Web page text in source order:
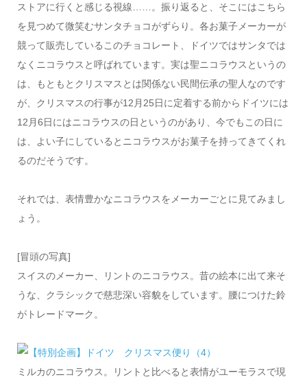
ストアに行くと感じる視線……。振り返ると、そこにはこちら
を見つめて微笑むサンタチョコがずらり。各お菓子メーカーが
競って販売しているこのチョコレート、ドイツではサンタでは
なくニコラウスと呼ばれています。実は聖ニコラウスというの
は、もともとクリスマスとは関係ない民間伝承の聖人なのです
が、クリスマスの行事が12月25日に定着する前からドイツには
12月6日にはニコラウスの日というのがあり、今でもこの日に
は、よい子にしているとニコラウスがお菓子を持ってきてくれ
るのだそうです。
それでは、表情豊かなニコラウスをメーカーごとに見てみまし
ょう。
[冒頭の写真]
スイスのメーカー、リントのニコラウス。昔の絵本に出て来そ
うな、クラシックで慈悲深い容貌をしています。腰につけた鈴
がトレードマーク。
ミルカのニコラウス。リントと比べると表情がユーモラスで現